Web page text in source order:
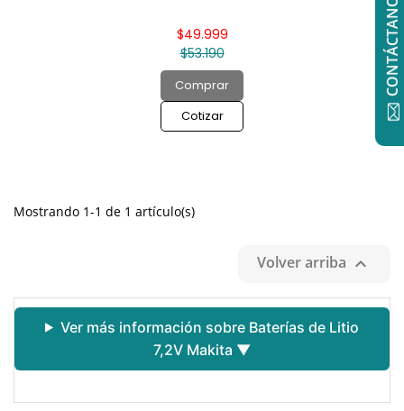
$53.190
$49.999
Comprar
Cotizar
Mostrando 1-1 de 1 artículo(s)
Volver arriba 
Ver más información sobre Baterías de Litio
7,2V Makita ▼
CONTÁCTANOS